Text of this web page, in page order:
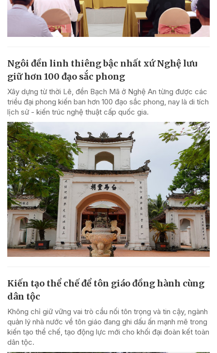
Ngôi đền linh thiêng bậc nhất xứ Nghệ lưu
giữ hơn 100 đạo sắc phong
Xây dựng từ thời Lê, đền Bạch Mã ở Nghệ An từng được các
triều đại phong kiến ban hơn 100 đạo sắc phong, nay là di tích
lịch sử - kiến trúc nghệ thuật cấp quốc gia.
Kiến tạo thể chế để tôn giáo đồng hành cùng
dân tộc
Không chỉ giữ vững vai trò cầu nối tôn trọng và tin cậy, ngành
quản lý nhà nước về tôn giáo đang ghi dấu ấn mạnh mẽ trong
kiến tạo thể chế, tạo động lực mới cho khối đại đoàn kết toàn
dân tộc.